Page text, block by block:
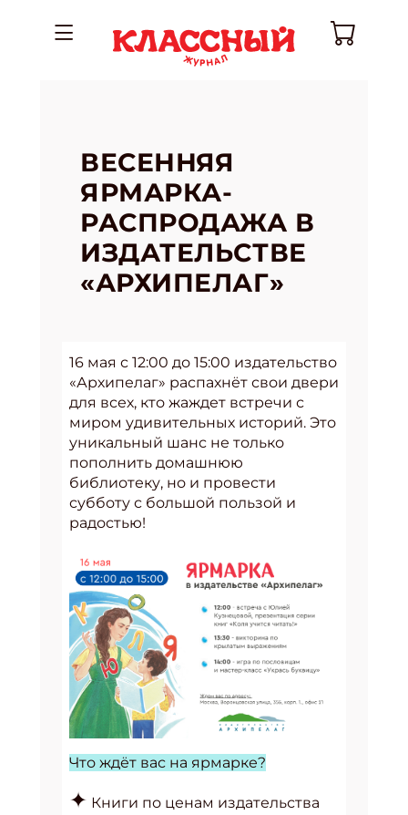
ВЕСЕННЯЯ
ЯРМАРКА-
РАСПРОДАЖА В
ИЗДАТЕЛЬСТВЕ
«АРХИПЕЛАГ»
16 мая с 12:00 до 15:00 издательство
«Архипелаг» распахнёт свои двери
для всех, кто жаждет встречи с
миром удивительных историй. Это
уникальный шанс не только
пополнить домашнюю
библиотеку, но и провести
субботу с большой пользой и
радостью!
Что ждёт вас на ярмарке?
✦ Книги по ценам издательства